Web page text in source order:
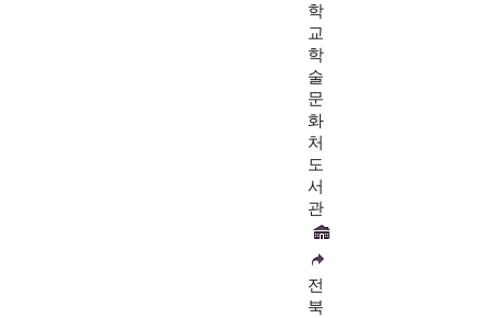
학
교
학
술
문
화
처
도
서
관
전
북